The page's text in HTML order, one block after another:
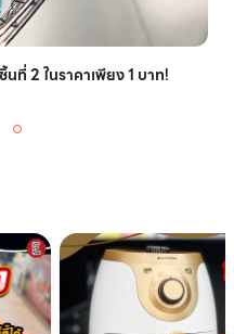
ที่ 2 ในราคาเพียง 1 บาท!